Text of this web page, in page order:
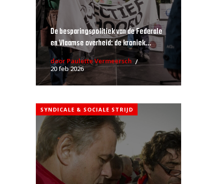
De besparingspolitiek van de Federale
en Vlaamse overheid: de kroniek...
door Paulette Vermeersch
20 feb 2026
SYNDICALE & SOCIALE STRIJD